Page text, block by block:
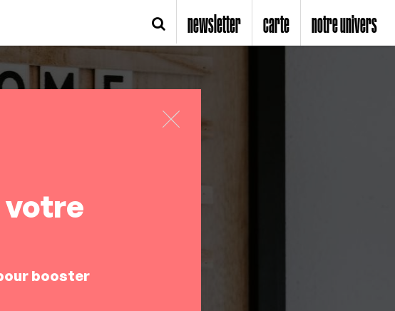
newsletter carte notre univers
votre
booster